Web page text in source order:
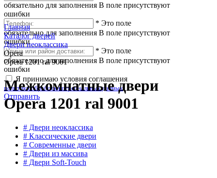
обязательно для заполнения В поле присутствуют
ошибки
* Это поле
обязательно для заполнения В поле присутствуют
ошибки
* Это поле
обязательно для заполнения В поле присутствуют
ошибки
Я принимаю условия соглашения
политики обработки персональных данных
Отправить
Главная
Каталог дверей
Двери неоклассика
Opera
Opera 1201 ral 9001
Межкомнатные двери
Opera 1201 ral 9001
# Двери неоклассика
# Классические двери
# Современные двери
# Двери из массива
# Двери Soft-Touch